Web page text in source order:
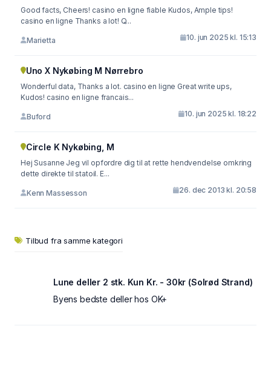
Good facts, Cheers! casino en ligne fiable Kudos, Ample tips!
casino en ligne Thanks a lot! Q...
Marietta 10. jun 2025 kl. 15:13
Uno X Nykøbing M Nørrebro
Wonderful data, Thanks a lot. casino en ligne Great write ups,
Kudos! casino en ligne francais...
Buford 10. jun 2025 kl. 18:22
Circle K Nykøbing, M
Hej Susanne Jeg vil opfordre dig til at rette hendvendelse omkring
dette direkte til statoil. E...
Kenn Massesson 26. dec 2013 kl. 20:58
Tilbud fra samme kategori
Lune deller 2 stk. Kun Kr. - 30kr (Solrød Strand)
Byens bedste deller hos OK+